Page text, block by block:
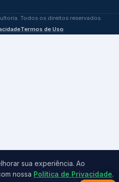
Todos os direitos reservados.
Termos de Uso
sua experiência. Ao
nossa Política de Privacidade.